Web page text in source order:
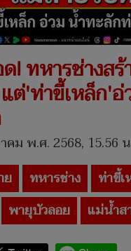
! ทหารช่างส
แต่'ท่าขี้เหล็ก'
ม พ.ศ. 2568, 15.56
ย ทหารช่าง ท่าขี้
พายุบัวลอย แม่น้ำส